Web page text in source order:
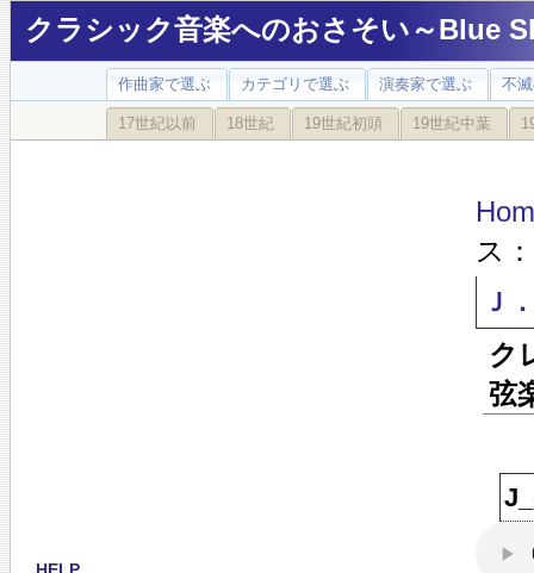
クラシック音楽へのおさそい～Blue
作曲家で選ぶ カテゴリで選ぶ 演奏家で選ぶ 不
17世紀以前 18世紀 19世紀初頭 19世紀中葉
ス
Ｊ
ク
弦